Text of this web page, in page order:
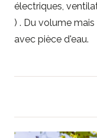
électriques,
) . Du volume
avec pièce d'eau.